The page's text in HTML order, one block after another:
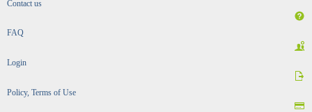
Contact us
FAQ
Login
Policy, Terms of Use